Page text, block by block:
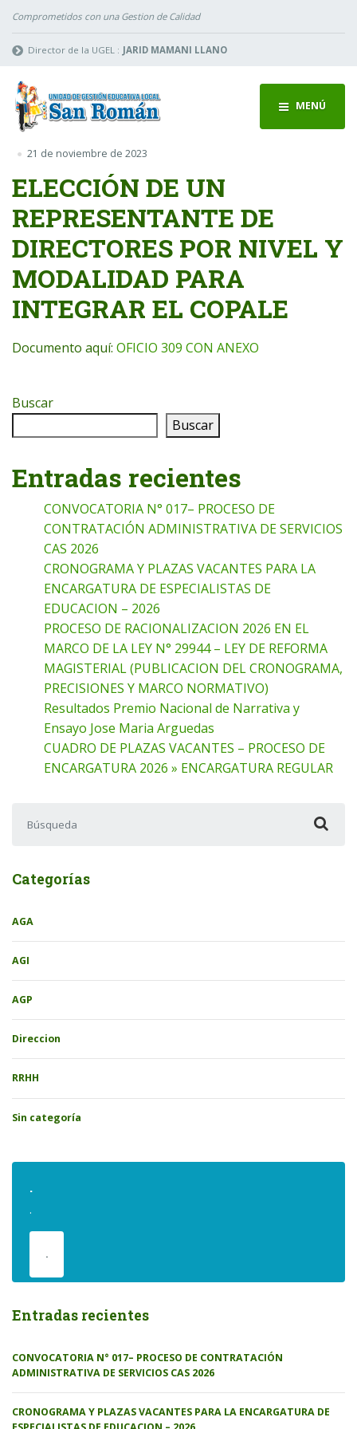
Comprometidos con una Gestion de Calidad
Director de la UGEL : JARID MAMANI LLANO
MENÚ
21 de noviembre de 2023
ELECCIÓN DE UN
REPRESENTANTE DE
DIRECTORES POR NIVEL Y
MODALIDAD PARA
INTEGRAR EL COPALE
Documento aquí: OFICIO 309 CON ANEXO
Buscar
Buscar
Entradas recientes
CONVOCATORIA N° 017– PROCESO DE
CONTRATACIÓN ADMINISTRATIVA DE SERVICIOS
CAS 2026
CRONOGRAMA Y PLAZAS VACANTES PARA LA
ENCARGATURA DE ESPECIALISTAS DE
EDUCACION – 2026
PROCESO DE RACIONALIZACION 2026 EN EL
MARCO DE LA LEY N° 29944 – LEY DE REFORMA
MAGISTERIAL (PUBLICACION DEL CRONOGRAMA,
PRECISIONES Y MARCO NORMATIVO)
Resultados Premio Nacional de Narrativa y
Ensayo Jose Maria Arguedas
CUADRO DE PLAZAS VACANTES – PROCESO DE
ENCARGATURA 2026 » ENCARGATURA REGULAR
Categorías
AGA
AGI
AGP
Direccion
RRHH
Sin categoría
.
.
.
Entradas recientes
CONVOCATORIA N° 017– PROCESO DE CONTRATACIÓN
ADMINISTRATIVA DE SERVICIOS CAS 2026
CRONOGRAMA Y PLAZAS VACANTES PARA LA ENCARGATURA DE